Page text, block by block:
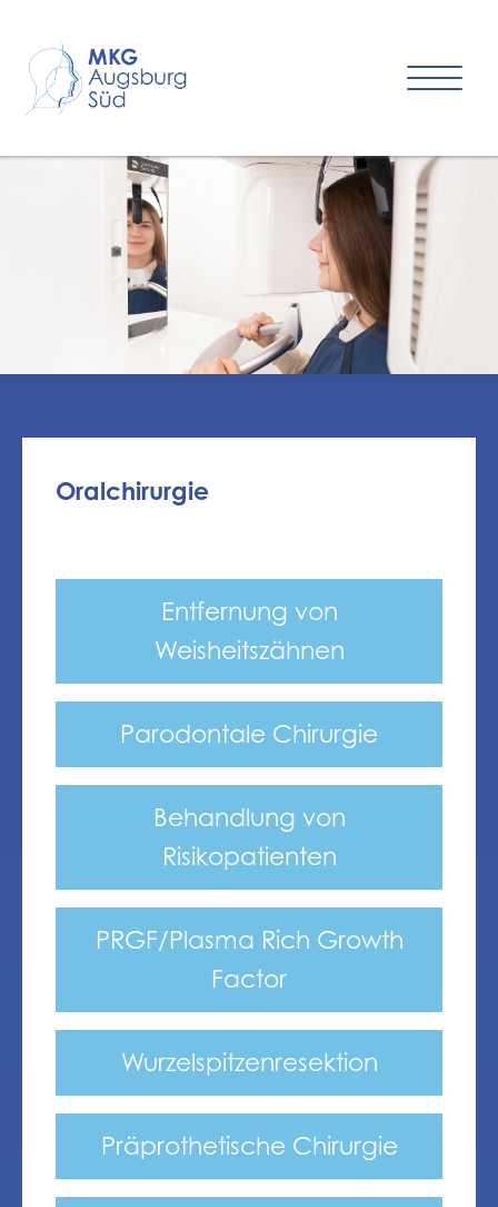
Oralchirurgie
Entfernung von
Weisheitszähnen
Parodontale Chirurgie
Behandlung von
Risikopatienten
PRGF/Plasma Rich Growth
Factor
Wurzelspitzenresektion
Präprothetische Chirurgie